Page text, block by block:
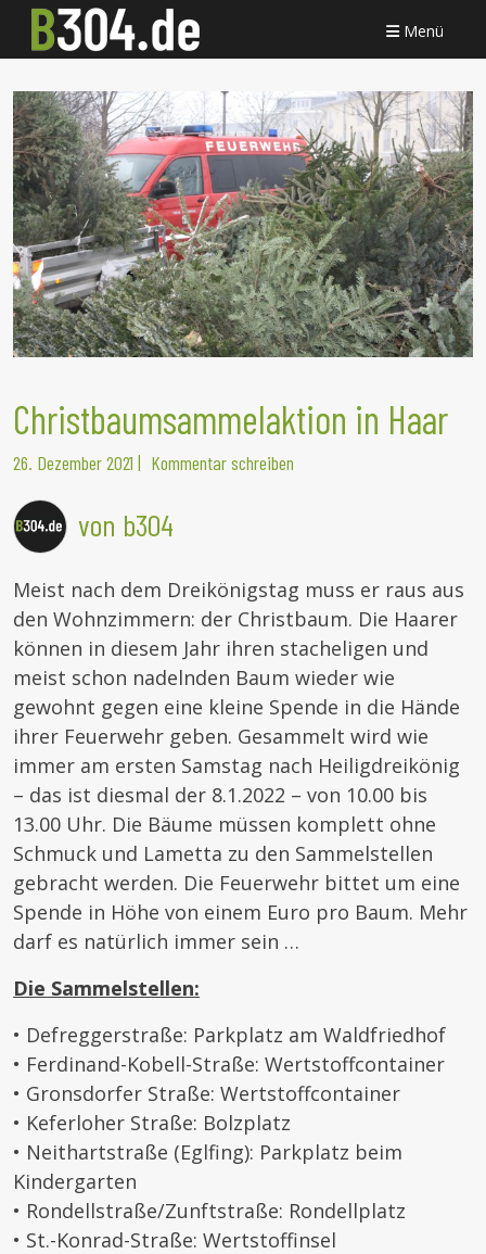
Menü
Christbaumsammelaktion in Haar
26. Dezember 2021 | Kommentar schreiben
von b304
Meist nach dem Dreikönigstag muss er raus aus
den Wohnzimmern: der Christbaum. Die Haarer
können in diesem Jahr ihren stacheligen und
meist schon nadelnden Baum wieder wie
gewohnt gegen eine kleine Spende in die Hände
ihrer Feuerwehr geben. Gesammelt wird wie
immer am ersten Samstag nach Heiligdreikönig
– das ist diesmal der 8.1.2022 – von 10.00 bis
13.00 Uhr. Die Bäume müssen komplett ohne
Schmuck und Lametta zu den Sammelstellen
gebracht werden. Die Feuerwehr bittet um eine
Spende in Höhe von einem Euro pro Baum. Mehr
darf es natürlich immer sein …
Die Sammelstellen:
• Defreggerstraße: Parkplatz am Waldfriedhof
• Ferdinand-Kobell-Straße: Wertstoffcontainer
• Gronsdorfer Straße: Wertstoffcontainer
• Keferloher Straße: Bolzplatz
• Neithartstraße (Eglfing): Parkplatz beim
Kindergarten
• Rondellstraße/Zunftstraße: Rondellplatz
• St.-Konrad-Straße: Wertstoffinsel